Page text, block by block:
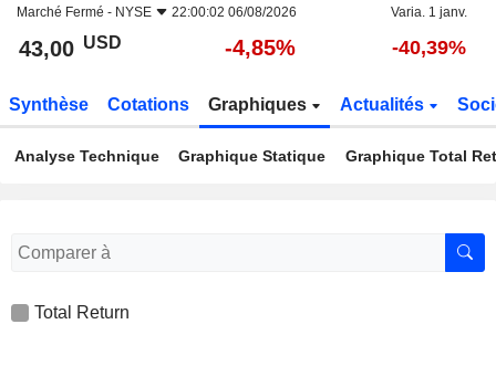
Marché Fermé - NYSE 22:00:02 06/08/2026 Varia. 1 janv.
43,00 USD -4,85% -40,39%
Synthèse Cotations Graphiques Actualités
Analyse Technique Graphique Statique Graphique Total
Total Return